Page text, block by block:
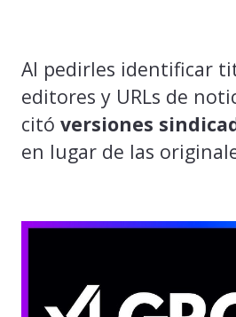
Al pedirles identificar
editores y URLs de
citó versiones
en lugar de las